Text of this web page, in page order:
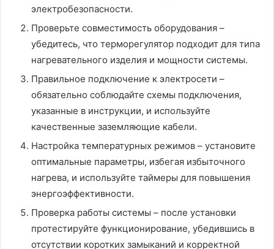
электробезопасности.
Проверьте совместимость оборудования –
убедитесь, что терморегулятор подходит для типа
нагревательного изделия и мощности системы.
Правильное подключение к электросети –
обязательно соблюдайте схемы подключения,
указанные в инструкции, и используйте
качественные заземляющие кабели.
Настройка температурных режимов – установите
оптимальные параметры, избегая избыточного
нагрева, и используйте таймеры для повышения
энергоэффективности.
Проверка работы системы – после установки
протестируйте функционирование, убедившись в
отсутствии коротких замыканий и корректной